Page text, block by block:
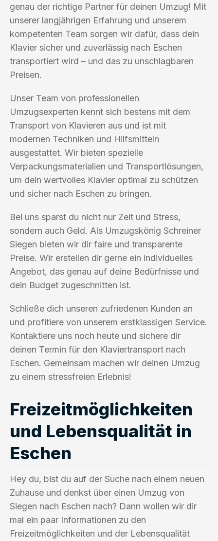
genau der richtige Partner für deinen Umzug! Mit
unserer langjährigen Erfahrung und unserem
kompetenten Team sorgen wir dafür, dass dein
Klavier sicher und zuverlässig nach Eschen
transportiert wird – und das zu unschlagbaren
Preisen.
Unser Team von professionellen
Umzugsexperten kennt sich bestens mit dem
Transport von Klavieren aus und ist mit
modernen Techniken und Hilfsmitteln
ausgestattet. Wir bieten spezielle
Verpackungsmaterialien und Transportlösungen,
um dein wertvolles Klavier optimal zu schützen
und sicher nach Eschen zu bringen.
Bei uns sparst du nicht nur Zeit und Stress,
sondern auch Geld. Als Umzugskönig Schreiner
Siegen bieten wir dir faire und transparente
Preise. Wir erstellen dir gerne ein individuelles
Angebot, das genau auf deine Bedürfnisse und
dein Budget zugeschnitten ist.
Schließe dich unseren zufriedenen Kunden an
und profitiere von unserem erstklassigen Service.
Kontaktiere uns noch heute und sichere dir
deinen Termin für den Klaviertransport nach
Eschen. Gemeinsam machen wir deinen Umzug
zu einem stressfreien Erlebnis!
Freizeitmöglichkeiten
und Lebensqualität in
Eschen
Hey du, bist du auf der Suche nach einem neuen
Zuhause und denkst über einen Umzug von
Siegen nach Eschen nach? Dann wollen wir dir
mal ein paar Informationen zu den
Freizeitmöglichkeiten und der Lebensqualität